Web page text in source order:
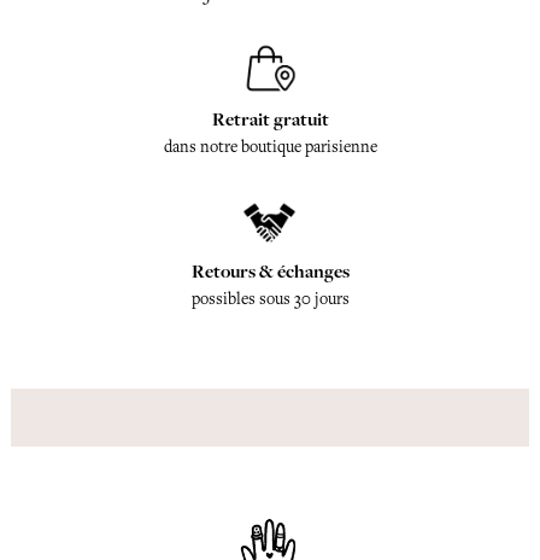
Retrait gratuit
dans notre boutique parisienne
Retours & échanges
possibles sous 30 jours